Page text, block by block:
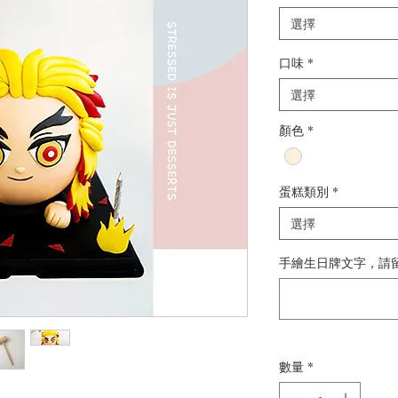
選擇
口味 *
選擇
顏色 *
蛋糕類別 *
選擇
手繪生日牌文字，請
數量 *